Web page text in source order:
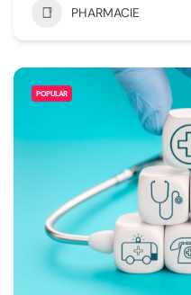
PHARMACIE
POPULAR